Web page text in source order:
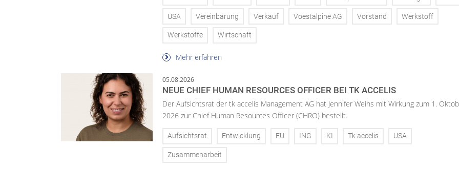
USA Vereinbarung Verkauf Voestalpine AG Vorstand Werkstoff
Werkstoffe Wirtschaft
Mehr erfahren
05.08.2026
NEUE CHIEF HUMAN RESOURCES OFFICER BEI TK ACCELIS
Der Aufsichtsrat der tk accelis Management AG hat Jennifer Weihs mit Wirkung zum 1.
2026 zur Chief Human Resources Officer (CHRO) bestellt.
Aufsichtsrat Entwicklung EU ING KI Tk accelis USA
Zusammenarbeit